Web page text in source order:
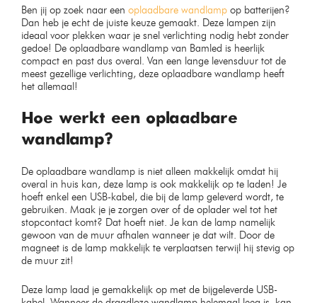
Ben jij op zoek naar een oplaadbare wandlamp op batterijen?
Dan heb je echt de juiste keuze gemaakt. Deze lampen zijn
ideaal voor plekken waar je snel verlichting nodig hebt zonder
gedoe! De oplaadbare wandlamp van Bamled is heerlijk
compact en past dus overal. Van een lange levensduur tot de
meest gezellige verlichting, deze oplaadbare wandlamp heeft
het allemaal!
Hoe werkt een oplaadbare
wandlamp?
De oplaadbare wandlamp is niet alleen makkelijk omdat hij
overal in huis kan, deze lamp is ook makkelijk op te laden! Je
hoeft enkel een USB-kabel, die bij de lamp geleverd wordt, te
gebruiken. Maak je je zorgen over of de oplader wel tot het
stopcontact komt? Dat hoeft niet. Je kan de lamp namelijk
gewoon van de muur afhalen wanneer je dat wilt. Door de
magneet is de lamp makkelijk te verplaatsen terwijl hij stevig op
de muur zit!
Deze lamp laad je gemakkelijk op met de bijgeleverde USB-